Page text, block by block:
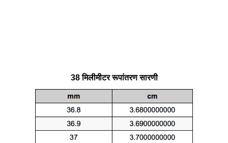
38 मिलीमीटर रूपांतरण सारणी